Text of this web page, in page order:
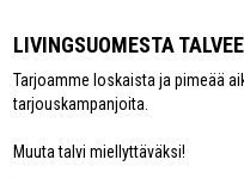
LIVINGSUOMESTA
Tarjoamme loskaista ja pimeää
tarjouskampanjoita.
Muuta talvi miellyttäväksi!